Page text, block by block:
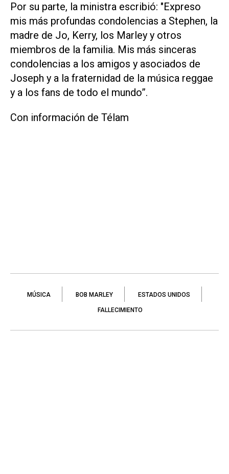
Por su parte, la ministra escribió: "Expreso
mis más profundas condolencias a Stephen, la
madre de Jo, Kerry, los Marley y otros
miembros de la familia. Mis más sinceras
condolencias a los amigos y asociados de
Joseph y a la fraternidad de la música reggae
y a los fans de todo el mundo”.
Con información de Télam
MÚSICA BOB MARLEY ESTADOS UNIDOS
FALLECIMIENTO